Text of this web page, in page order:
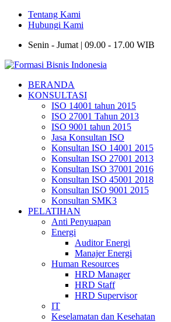
Tentang Kami
Hubungi Kami
Senin - Jumat | 09.00 - 17.00 WIB
BERANDA
KONSULTASI
ISO 14001 tahun 2015
ISO 27001 Tahun 2013
ISO 9001 tahun 2015
Jasa Konsultan ISO
Konsultan ISO 14001 2015
Konsultan ISO 27001 2013
Konsultan ISO 37001 2016
Konsultan ISO 45001 2018
Konsultan ISO 9001 2015
Konsultan SMK3
PELATIHAN
Anti Penyuapan
Energi
Auditor Energi
Manajer Energi
Human Resources
HRD Manager
HRD Staff
HRD Supervisor
IT
Keselamatan dan Kesehatan